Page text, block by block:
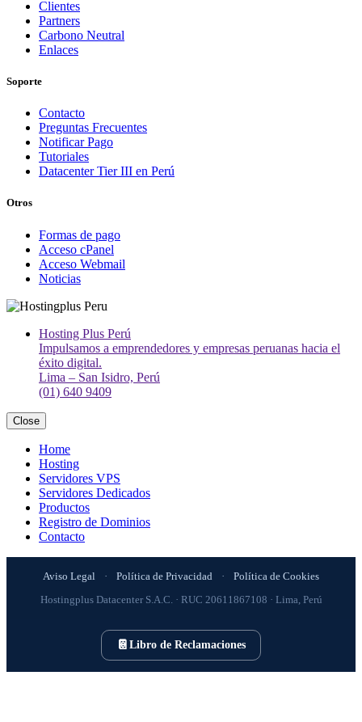
Clientes
Partners
Carbono Neutral
Enlaces
Soporte
Contacto
Preguntas Frecuentes
Notificar Pago
Tutoriales
Datacenter Tier III en Perú
Otros
Formas de pago
Acceso cPanel
Acceso Webmail
Noticias
Hosting Plus Perú
Impulsamos a emprendedores y empresas peruanas hacia el
éxito digital.
Lima – San Isidro, Perú
(01) 640 9409
Close
Home
Hosting
Servidores VPS
Servidores Dedicados
Productos
Registro de Dominios
Contacto
Aviso Legal · Política de Privacidad ·
Política de Cookies
Hostingplus Datacenter S.A.C. · RUC 20611867108 · Lima, Perú
📔 Libro de Reclamaciones